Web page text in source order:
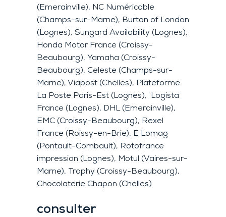
(Emerainville), NC Numéricable
(Champs-sur-Marne), Burton of London
(Lognes), Sungard Availability (Lognes),
Honda Motor France (Croissy-
Beaubourg), Yamaha (Croissy-
Beaubourg), Celeste (Champs-sur-
Marne), Viapost (Chelles), Plateforme
La Poste Paris-Est (Lognes), Logista
France (Lognes), DHL (Emerainville),
EMC (Croissy-Beaubourg), Rexel
France (Roissy-en-Brie), E Lomag
(Pontault-Combault), Rotofrance
impression (Lognes), Motul (Vaires-sur-
Marne), Trophy (Croissy-Beaubourg),
Chocolaterie Chapon (Chelles)
consulter